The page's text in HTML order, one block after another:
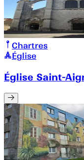
Chartres
Église
Église Saint-